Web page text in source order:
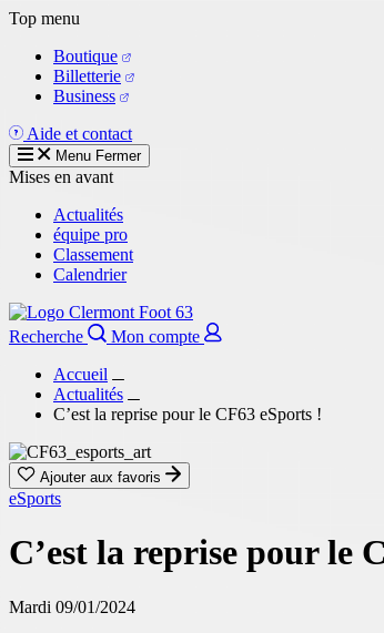
Aller
contenu
principal
Top menu
Boutique
Billetterie
Business
Aide et contact
Menu Fermer
Mises en avant
Actualités
équipe pro
Classement
Calendrier
Recherche
Mon compte
Accueil
Actualités
C’est la reprise pour le CF63 eSports !
Ajouter aux favoris
eSports
C’est la reprise pour le
Mardi 09/01/2024